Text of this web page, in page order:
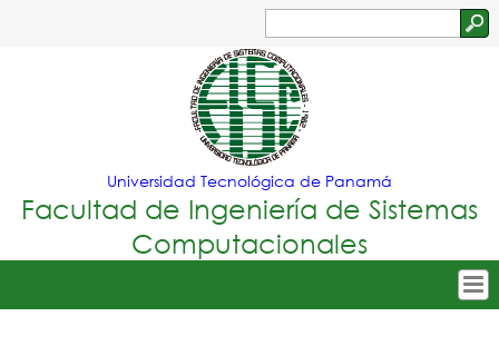
Jump to navigation
Formulario
de
búsqueda
Universidad Tecnológica de Panamá
Facultad de Ingeniería de Sistemas
Computacionales